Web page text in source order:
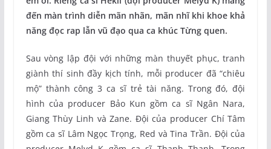
đến màn trình diễn mãn nhãn, mãn nhĩ khi khoe khả
năng đọc rap lẫn vũ đạo qua ca khúc Từng quen.
Sau vòng lập đội với những màn thuyết phục, tranh
giành thí sinh đầy kịch tính, mỗi producer đã “chiêu
mộ” thành công 3 ca sĩ trẻ tài năng. Trong đó, đội
hình của producer Bảo Kun gồm ca sĩ Ngân Nara,
Giang Thùy Linh và Zane. Đội của producer Chí Tâm
gồm ca sĩ Lâm Ngọc Trọng, Red và Tina Trần. Đội của